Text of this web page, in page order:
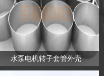
水泵电机转子套管外壳